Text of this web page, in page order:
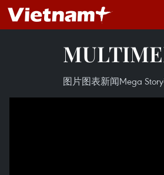
图片图表新闻Mega Story